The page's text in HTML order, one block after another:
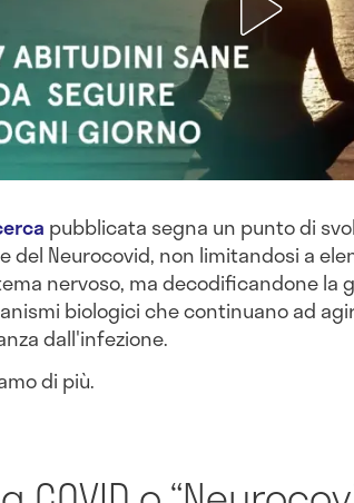
pubblicata segna un punto di
del Neurocovid, non limitandosi a
nervoso, ma decodificandone la
biologici che continuano ad
dall'infezione.
di più.